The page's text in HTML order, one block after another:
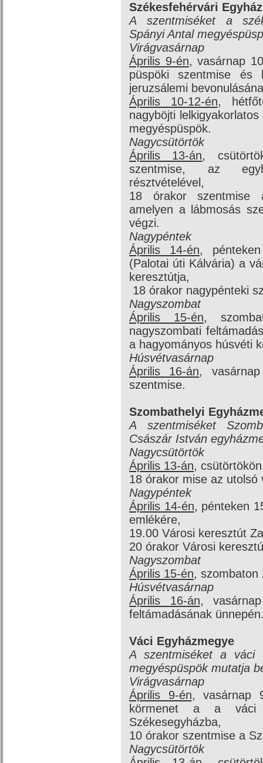
Székesfehérvári
A szentmiséket a
Spányi Antal
Virágvasárnap
Április 9-én, vasárnap
püspöki szentmise és
jeruzsálemi
Április 10-12-én,
nagyböjti
megyéspüspök.
Nagycsütörtök
Április 13-án,
szentmise, az
résztvételével,
18 órakor szentmise
amelyen a lábmosás
végzi.
Nagypéntek
Április 14-én,
(Palotai úti Kálvária) a
keresztútja,
18 órakor nagypénteki
Nagyszombat
Április 15-én,
nagyszombati
a hagyományos húsvéti
Húsvétvasárnap
Április 16-án,
szentmise.
Szombathelyi
A szentmiséket
Császár István
Nagycsütörtök
Április 13-án,
18 órakor mise az utolsó
Nagypéntek
Április 14-én, pénteken
emlékére,
19.00 Városi keresztút
20 órakor Városi
Nagyszombat
Április 15-én, szombaton
Húsvétvasárnap
Április 16-án,
feltámadásának
Váci Egyházmegye
A szentmiséket a váci
megyéspüspök mutatja
Virágvasárnap
Április 9-én, vasárnap
körmenet a a váci
Székesegyházba,
10 órakor szentmise a
Nagycsütörtök